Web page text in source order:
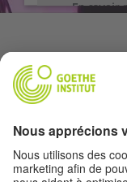
En savoir
confidentialité|